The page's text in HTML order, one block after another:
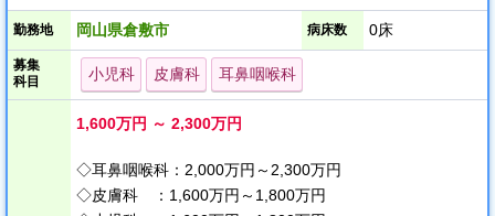
出勤時間や退勤時間については9:30出勤や17:00退勤などのご相談
も可能です。
また、土曜日休みについてもご相談いただけます。
＜耳鼻咽喉科＞
将来の分院長を担う増員募集です。
勤務地 岡山県倉敷市 病床数 0床
募集
科目
小児科 皮膚科 耳鼻咽喉科
1,600万円 ～ 2,300万円
◇耳鼻咽喉科：2,000万円～2,300万円
◇皮膚科 ：1,600万円～1,800万円